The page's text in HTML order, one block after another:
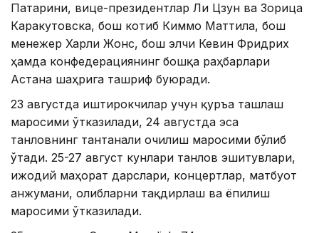
Патарини, вице-президентлар Ли Цзун ва Зорица
Каракутовска, бош котиб Киммо Маттила, бош
менежер Харли Жонс, бош элчи Кевин Фридрих
ҳамда конфедерациянинг бошқа раҳбарлари
Астана шаҳрига ташриф буюради.
23 августда иштирокчилар учун қуръа ташлаш
маросими ўтказилади, 24 августда эса
танловнинг тантанали очилиш маросими бўлиб
ўтади. 25-27 август кунлари танлов эшитувлари,
ижодий маҳорат дарслари, концертлар, матбуот
анжумани, ғолибларни тақдирлаш ва ёпилиш
маросими ўтказилади.